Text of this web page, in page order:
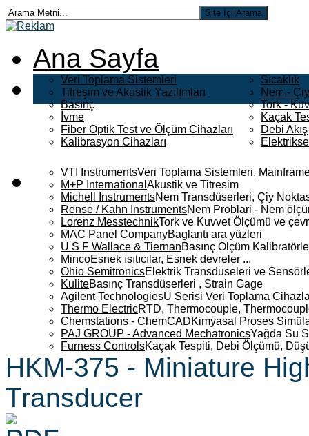
Ana Sayfa
Veri Toplama Sistemleri
Titreşim ve Akustik Yazılımları
Basınç
İvme
Fiber Optik Test ve Ölçüm Cihazları
Kalibrasyon Cihazları
Sıcaklık
Nem -
Tork -
Kaçak
Debi Akış
VTI InstrumentsVeri Toplama Sistemleri,
M+P International Akustik ve Titresim
Michell InstrumentsNem Transdüserleri, Çiy
Rense / Kahn InstrumentsNem Problari - Nem
Lorenz MesstechnikTork ve Kuvvet Ölçümü ve
MAC Panel CompanyBaglantı ara yüzleri
U S F Wallace & TiernanBasınç Ölçüm
MincoEsnek ısıtıcılar, Esnek devreler ...
Ohio SemitronicsElektrik Transduseleri ve
KuliteBasınç Transdüserleri , Strain Gage
Agilent TechnologiesU Serisi Veri Toplama
Thermo ElectricRTD, Thermocouple,
Chemstations - ChemCADKimyasal Proses
PAJ GROUP - Advanced MechatronicsYağda Su
Furness ControlsKaçak Tespiti, Debi Ölçümü,
HKM-375 - Miniature
Transducer